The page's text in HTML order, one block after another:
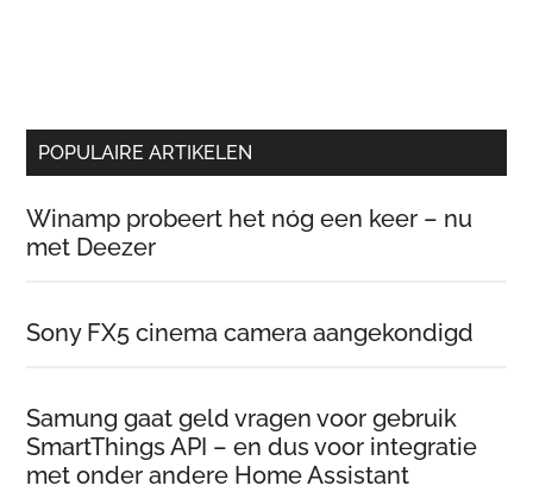
POPULAIRE ARTIKELEN
Winamp probeert het nóg een keer – nu
met Deezer
Sony FX5 cinema camera aangekondigd
Samung gaat geld vragen voor gebruik
SmartThings API – en dus voor integratie
met onder andere Home Assistant